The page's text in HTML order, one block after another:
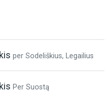
per Sodeliškius, Legailius
Per Suostą